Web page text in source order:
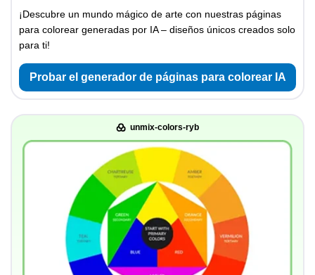
¡Descubre un mundo mágico de arte con nuestras páginas
para colorear generadas por IA – diseños únicos creados solo
para ti!
Probar el generador de páginas para colorear IA
unmix-colors-ryb